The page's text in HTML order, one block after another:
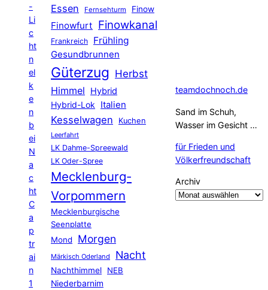
-
Li
c
ht
n
el
k
e
n
b
ei
N
a
c
ht
C
a
p
tr
ai
n
1
Essen Fernsehturm Finow
Finowfurt Finowkanal
Frankreich Frühling
Gesundbrunnen
Güterzug Herbst
Himmel
Hybrid
Hybrid-Lok Italien
Kesselwagen Kuchen
Leerfahrt
LK Dahme-Spreewald
LK Oder-Spree
Mecklenburg-
Vorpommern
Mecklenburgische
Seenplatte
Mond
Morgen
Märkisch Oderland Nacht
Nachthimmel
NEB
Niederbarnim
teamdochnoch.de
Sand im Schuh,
Wasser im Gesicht …
für Frieden und
Völkerfreundschaft
Archiv